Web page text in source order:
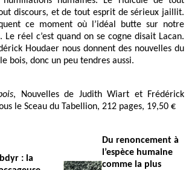
discours, et de tout esprit de sérieux jaillit.
ce moment où l’idéal butte sur notre
Le réel c’est quand on se cogne disait Lacan.
Houdaer nous donnent des nouvelles du
bois, donc un peu tendres aussi.
, Nouvelles de Judith Wiart et Frédérick
le Sceau du Tabellion, 212 pages, 19,50 €
: la
Du renoncement à
l’espèce humaine
comme la plus